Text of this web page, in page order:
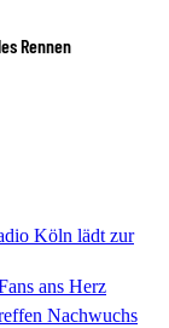
Rennen
Köln lädt zur
ans Herz
Nachwuchs